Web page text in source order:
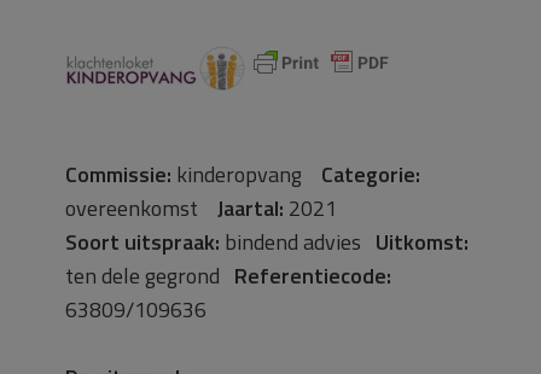
Commissie: kinderopvang Categorie:
overeenkomst Jaartal: 2021
Soort uitspraak: bindend advies Uitkomst:
ten dele gegrond Referentiecode:
63809/109636